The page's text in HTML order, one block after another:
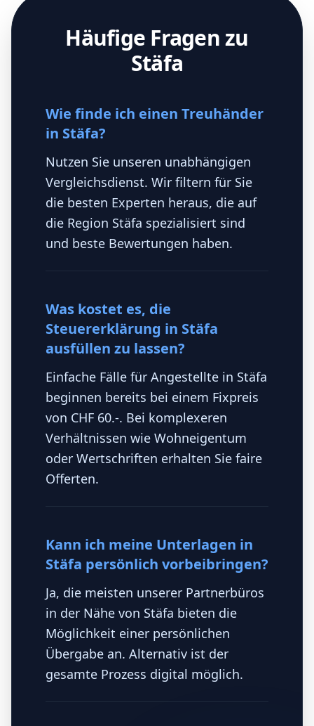
Häufige Fragen zu
Stäfa
Wie finde ich einen Treuhänder
in Stäfa?
Nutzen Sie unseren unabhängigen
Vergleichsdienst. Wir filtern für Sie
die besten Experten heraus, die auf
die Region Stäfa spezialisiert sind
und beste Bewertungen haben.
Was kostet es, die
Steuererklärung in Stäfa
ausfüllen zu lassen?
Einfache Fälle für Angestellte in Stäfa
beginnen bereits bei einem Fixpreis
von CHF 60.-. Bei komplexeren
Verhältnissen wie Wohneigentum
oder Wertschriften erhalten Sie faire
Offerten.
Kann ich meine Unterlagen in
Stäfa persönlich vorbeibringen?
Ja, die meisten unserer Partnerbüros
in der Nähe von Stäfa bieten die
Möglichkeit einer persönlichen
Übergabe an. Alternativ ist der
gesamte Prozess digital möglich.